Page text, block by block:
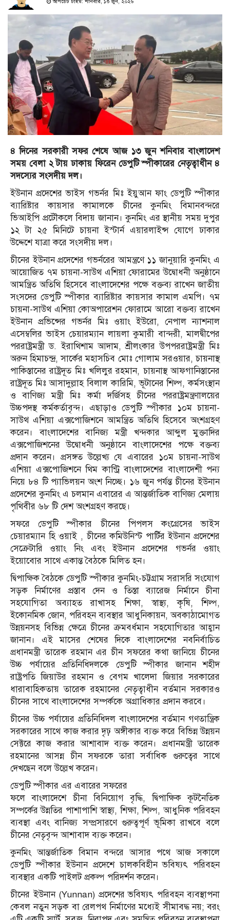
আপডেট টাইম: শনিবার, ১৩ জুন, ২০২৬
৪ দিনের সরকারী সফর শেষে আজ ১৩ জুন শনিবার বাংলাদেশ
সময় বেলা ২ টায় ঢাকায় ফিরেন ডেপুটি স্পীকারের নেতৃত্বাধীন ৪
সদস‍্যের সংসদীয় দল।
ইউনান প্রদেশের ভাইস গভর্নর মিঃ ইয়ুআন ফ‍াং ডেপুটি স্পীকার
ব‍্যারিষ্টার কায়সার কামালকে চীনের কুনমিং বিমানবন্দরে
ভিআইপি প্রটৌকলে বিদায় জানান। কুনমিং এর স্থানীয় সময় দুপুর
১২ টা ২৫ মিনিটে চায়না ইস্টার্ন এয়ারলাইন্স যোগে ঢাকার
উদ্দেশে যাত্রা করে সংসদীয় দল।
চীনের ইউনান প্রদেশের গভর্নরের আমন্ত্রণে ১১ জানুয়ারি কুনমিং এ
আয়োজিত ৭ম চায়না-সাউথ এশিয়া ফোরামের উদ্বোধনী অনুষ্ঠানে
আমন্ত্রিত অতিথি হিসেবে বাংলাদেশের পক্ষে বক্তব্য রাখেন জাতীয়
সংসদের ডেপুটি স্পীকার ব‍্যারিষ্টার কায়সার কামাল এমপি। ৭ম
চায়না-সাউথ এশিয়া কোঅপারেশন ফোরামে আরো বক্তব্য রাখেন
ইউনান প্রভিন্সের গভর্নর মিঃ ওয়াং ইউরো, নেপাল ন‍্যাশনাল
এসেম্বলির ভাইস চেয়ারম্যান লায়লা কুমারী বান্দরী, মালদ্বীপের
পররাষ্ট্রমন্ত্রী ড. ইরাথিশাম আদাম, শ্রীলংকার উপপররাষ্ট্রমন্ত্রী মিঃ
অরুন হিমাচন্দ্র, সার্কের মহাসচিব মোঃ গোলাম সরওয়ার, চায়নাস্থ
পাকিস্তানের রাষ্ট্রদূত মিঃ খলিলুর রহমান, চায়নাস্থ আফগানিস্তানের
রাষ্ট্রদূত মিঃ আসাদুল্লাহ বিলাল কারিমি, ভূটানের শিল্প, কর্মসংস্থান
ও বাণিজ্য মন্ত্রী মিঃ কর্মা দর্জিসহ চীনের পররাষ্ট্রমন্ত্রণালয়ের
উচ্চপদস্থ কর্মকর্তাবৃন্দ। এছাড়াও ডেপুটি স্পীকার ১০ম চায়না-
সাউথ এশিয়া এক্সপোজিশনে আমন্ত্রিত অতিথি হিসেবে অংশগ্রহণ
করেন। বাংলাদেশের বানিজ্য মন্ত্রী খন্দকার আব্দুল মুক্তাদির
এক্সপোজিশনের উদ্বোধনী অনুষ্ঠানে বাংলাদেশের পক্ষে বক্তব্য
প্রদান করেন। প্রসঙ্গত উল্লেখ্য যে এবারের ১০ম চায়না-সাউথ
এশিয়া এক্সপোজিশনে থিম কান্ট্রি বাংলাদেশের বাংলাদেশী পন্য
নিয়ে ৮৪ টি প‍্যাভিলয়ন অংশ নিচ্ছে। ১৬ জুন পর্যন্ত চীনের ইউনান
প্রদেশের কুনমিং এ চলমান এবারের এ আন্তর্জাতিক বাণিজ্য মেলায়
পৃথিবীর ৬৮ টি দেশ অংশগ্রহণ করছে।
সফরে ডেপুটি স্পীকার চীনের পিপলস কংগ্রেসের ভাইস
চেয়ারম্যান হি ওয়াই , চীনের কমিউনিস্ট পার্টির ইউনান প্রদেশের
সেক্রেটারি ওয়াং নিং এবং ইউনান প্রদেশের গভর্নর ওয়াং
ইয়োবোর সাথে একান্ত বৈঠকে মিলিত হন।
দ্বিপাক্ষিক বৈঠকে ডেপুটি স্পীকার কুনমিং-চট্টগ্রাম সরাসরি সংযোগ
সড়ক নির্মাণের প্রস্তাব দেন ও তিস্তা ব‍্যারেজ নির্মানে চীনা
সহযোগিতা অব্যাহত রাখাসহ শিক্ষা, স্বাস্থ্য, কৃষি, শিল্প,
ইকোনমিক জোন, পরিবহন ব‍্যবস্থার আধুনিকায়ন, অবকাঠামোগত
উন্নয়নসহ বিভিন্ন ক্ষেত্রে চীনের ক্রমবর্ধমান সহযোগিতার আহ্বান
জানান। এই মাসের শেষের দিকে বাংলাদেশের নবনির্বাচিত
প্রধানমন্ত্রী তারেক রহমান এর চীন সফরের কথা জানিয়ে চীনের
উচ্চ পর্যায়ের প্রতিনিধিদলকে ডেপুটি স্পীকার জানান শহীদ
রাষ্ট্রপতি জিয়াউর রহমান ও বেগম খালেদা জিয়ার সরকারের
ধারাবাহিকতায় তারেক রহমানের নেতৃত্বাধীন বর্তমান সরকারও
চীনের সাথে বাংলাদেশের সম্পর্ককে অগ্রাধিকার প্রদান করবে।
চীনের উচ্চ পর্যায়ের প্রতিনিধিদল বাংলাদেশের বর্তমান গণতান্ত্রিক
সরকারের সাথে কাজ করার দৃঢ় অঙ্গীকার ব্যক্ত করে বিভিন্ন উন্নয়ন
সেক্টরে কাজ করার আশাবাদ ব্যক্ত করেন। প্রধানমন্ত্রী তারেক
রহমানের আসন্ন চীন সফরকে তারা সর্বাধিক গুরুত্বের সাথে
দেখছেন বলে উল্লেখ করেন।
ডেপুটি স্পীকার এর এবারের সফরের
ফলে বাংলাদেশে চীনা বিনিয়োগ বৃদ্ধি, দ্বিপাক্ষিক কূটনৈতিক
সম্পর্কের উন্নতির পাশাপাশি স্বাস্থ্য, শিক্ষা, শিল্প, আধুনিক পরিবহন
ব‍্যবস্থা এবং বানিজ্য সম্প্রসারণে গুরুত্বপূর্ণ ভূমিকা রাখবে বলে
চীনের নেতৃবৃন্দ আশাবাদ ব‍্যক্ত করেন।
কুনমিং আন্তর্জাতিক বিমান বন্দরে আসার পথে আজ সকালে
ডেপুটি স্পীকার ইউনান প্রদেশে চালকবিহীন ভবিষ্যৎ পরিবহন
ব্যবস্থার একটি পাইলট প্রকল্প পরিদর্শন করেন।
চীনের ইউনান (Yunnan) প্রদেশের ভবিষ্যৎ পরিবহন ব্যবস্থাপনা
কেবল নতুন সড়ক বা রেলপথ নির্মাণের মধ্যেই সীমাবদ্ধ নয়; বরং